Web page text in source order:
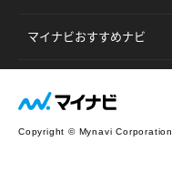
マイナビおすすめナビ
Copyright © Mynavi Corporation